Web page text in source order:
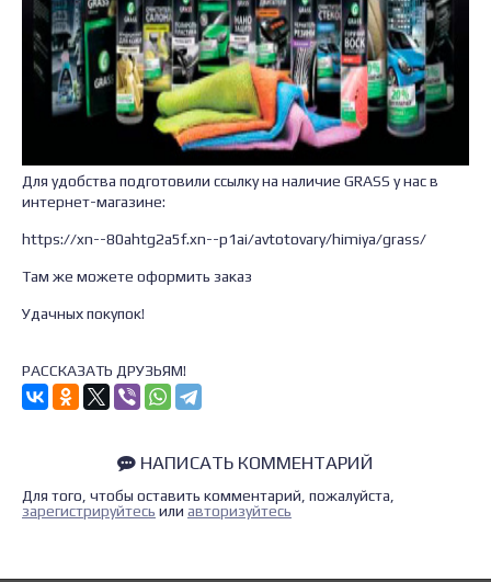
Для удобства подготовили ссылку на наличие GRASS у нас в
интернет-магазине:
https://xn--80ahtg2a5f.xn--p1ai/avtotovary/himiya/grass/
Там же можете оформить заказ
Удачных покупок!
РАССКАЗАТЬ ДРУЗЬЯМ!
НАПИСАТЬ КОММЕНТАРИЙ
Для того, чтобы оставить комментарий, пожалуйста,
зарегистрируйтесь или авторизуйтесь